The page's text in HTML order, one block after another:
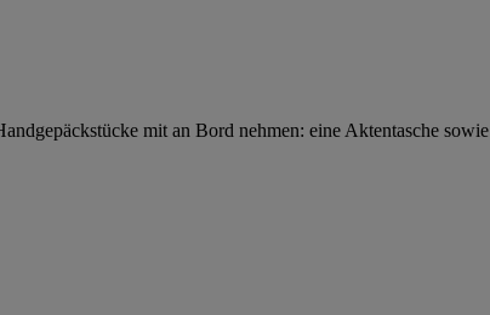
mit an Bord nehmen: eine Aktentasche sowie